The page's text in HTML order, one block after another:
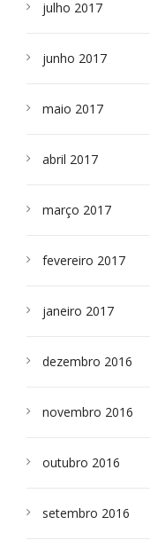
julho 2017
junho 2017
maio 2017
abril 2017
março 2017
fevereiro 2017
janeiro 2017
dezembro 2016
novembro 2016
outubro 2016
setembro 2016